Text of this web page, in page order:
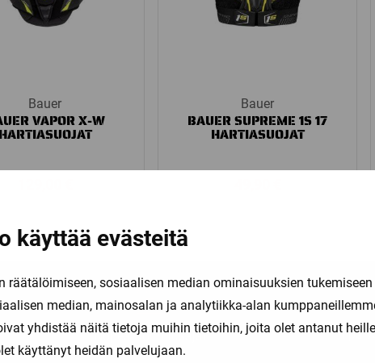
käyttää evästeitä
sosiaalisen median ominaisuuksien tukemiseen
median, mainosalan ja analytiikka-alan
yhdistää näitä tietoja muihin tietoihin, joita olet antanut
käyttänyt heidän palvelujaan.
Bauer
VAPOR X-W
HARTIASUOJAT
Bauer
BAUER SUPREME 1S 17
HARTIASUOJAT
Nopeat toimitusajat 14